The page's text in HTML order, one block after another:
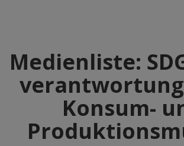
Medienliste:
Konsum-